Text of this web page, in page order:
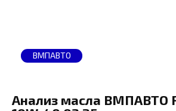
ВМПАВТО
Анализ масла ВМПАВТО